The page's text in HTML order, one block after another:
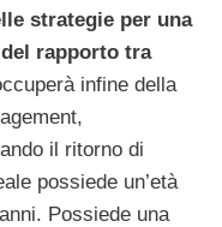
strategie per una
rapporto tra
infine della
il ritorno di
possiede un’età
Possiede una